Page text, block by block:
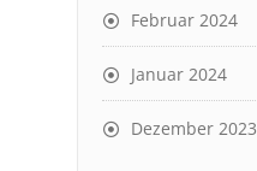
Februar 2024
Januar 2024
Dezember 2023